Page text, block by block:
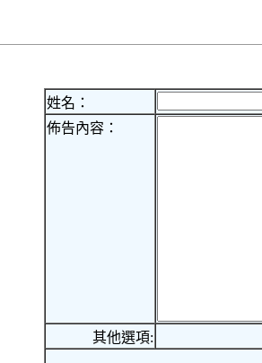
姓名：
佈告內容：
其他選項: